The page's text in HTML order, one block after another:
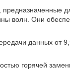
волн. Они
данных от
горячей